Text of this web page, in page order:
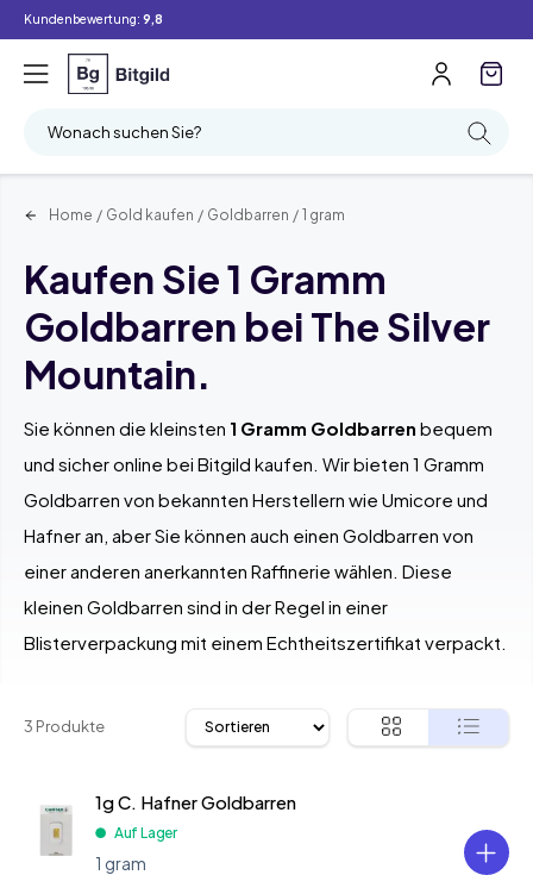
Kundenbewertung: 9,8
Wonach suchen Sie?
Filter
Home / Gold kaufen / Goldbarren / 1 gram
Kaufen Sie 1 Gramm
Goldbarren bei The Silver
Mountain.
Sie können die kleinsten 1 Gramm Goldbarren bequem
und sicher online bei Bitgild kaufen. Wir bieten 1 Gramm
Goldbarren von bekannten Herstellern wie Umicore und
Hafner an, aber Sie können auch einen Goldbarren von
einer anderen anerkannten Raffinerie wählen. Diese
kleinen Goldbarren sind in der Regel in einer
Blisterverpackung mit einem Echtheitszertifikat verpackt.
3 Produkte
1g C. Hafner Goldbarren
Auf Lager
1 gram